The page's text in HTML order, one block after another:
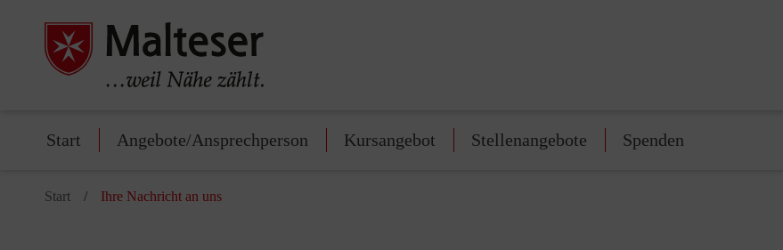
Start Angebote/Ansprechperson Kursangebot Stellenangebote Spenden
Start Ihre Nachricht an uns